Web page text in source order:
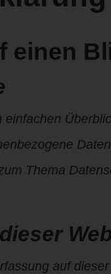
einen
Thema
auf